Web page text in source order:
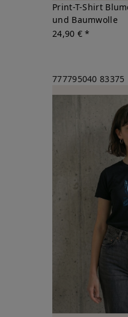
Print-T-Shirt
und Baumwolle
24,90 € *
777795040 83375